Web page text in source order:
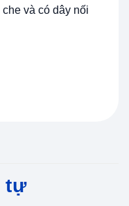
và có dây nối
tự